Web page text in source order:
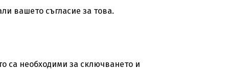
вашето съгласие за това.
са необходими за сключването и